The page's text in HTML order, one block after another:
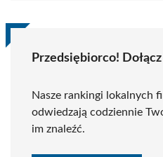
Przedsiębiorco!
Nasze rankingi lokalnych
odwiedzają codziennie
im znaleźć.